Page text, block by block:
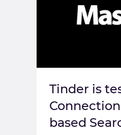
Tinder is
based